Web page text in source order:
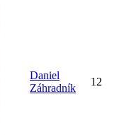
Daniel
Záhradník
12